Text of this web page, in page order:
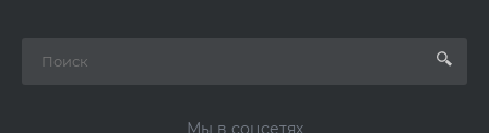
Мы в соцсетях